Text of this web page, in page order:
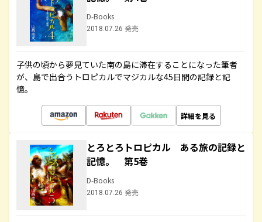
D-Books
2018.07.26 発売
子供の頃から夢見ていた南の島に滞在することになった筆者
が、島で出合うトロピカルでマジカルな45日間の記録と記
憶。
詳細を見る
とろとろトロピカル ある旅の記録と
記憶。 第5巻
D-Books
2018.07.26 発売